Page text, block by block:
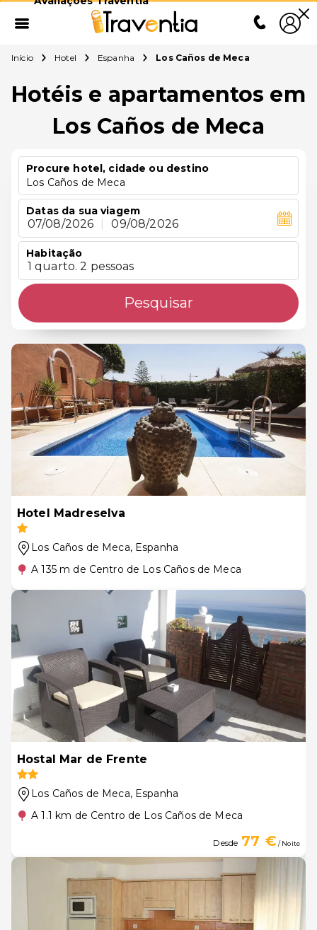
Início Hotel Espanha Los Caños de Meca
Hotéis e apartamentos em
Los Caños de Meca
Procure hotel, cidade ou destino
Los Caños de Meca
Datas da sua viagem
07/08/2026 09/08/2026
Habitação
1 quarto. 2 pessoas
Pesquisar
Hotel Madreselva
Los Caños de Meca, Espanha
A 135 m de Centro de Los Caños de Meca
Hostal Mar de Frente
Los Caños de Meca, Espanha
A 1.1 km de Centro de Los Caños de Meca
Desde 77 €/ Noite